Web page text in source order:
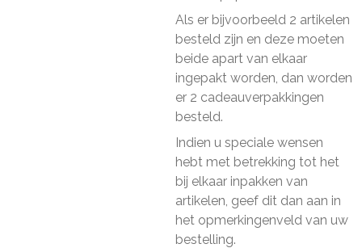
Als er bijvoorbeeld 2 artikelen
besteld zijn en deze moeten
beide apart van elkaar
ingepakt worden, dan worden
er 2 cadeauverpakkingen
besteld.
Indien u speciale wensen
hebt met betrekking tot het
bij elkaar inpakken van
artikelen, geef dit dan aan in
het opmerkingenveld van uw
bestelling.